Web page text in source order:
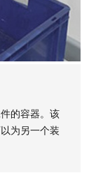
的容器。该
为另一个装